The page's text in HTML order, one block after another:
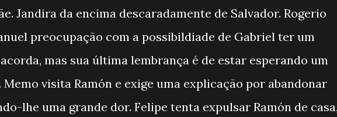
Jandira da encima descaradamente de Salvador. Rogerio
preocupação com a possibildiade de Gabriel ter um
mas sua última lembrança é de estar esperando um
visita Ramón e exige uma explicação por abandonar
lhe uma grande dor. Felipe tenta expulsar Ramón de